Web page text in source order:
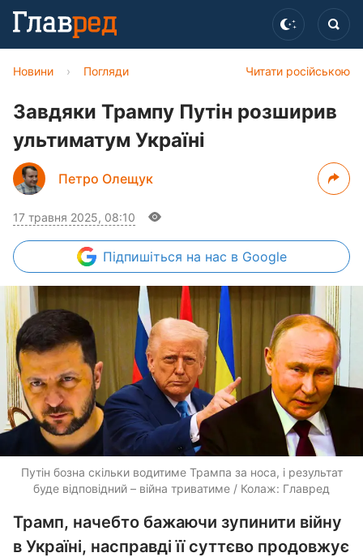
Читати російською
Новини › Погляди
Завдяки Трампу Путін розширив
ультиматум Україні
Петро Олещук
17 травня 2025, 08:10
Підпишіться на нас в Google
Путін бозна скільки водитиме Трампа за носа, і результат
буде відповідний – війна триватиме / Колаж: Главред
Трамп, начебто бажаючи зупинити війну
в Україні, насправді її суттєво продовжує